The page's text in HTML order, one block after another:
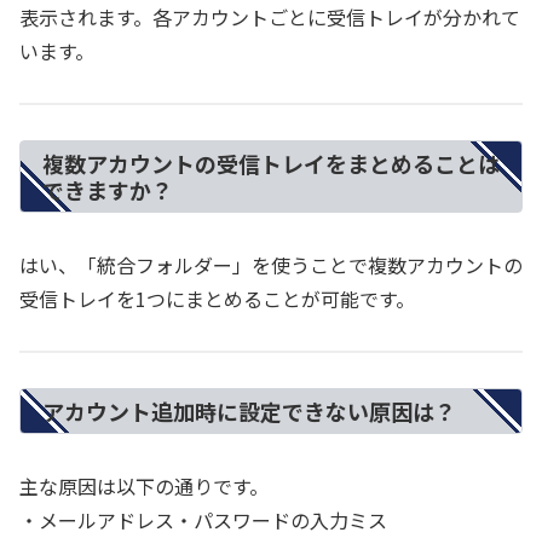
表示されます。各アカウントごとに受信トレイが分かれて
います。
複数アカウントの受信トレイをまとめることは
できますか？
はい、「統合フォルダー」を使うことで複数アカウントの
受信トレイを1つにまとめることが可能です。
アカウント追加時に設定できない原因は？
主な原因は以下の通りです。
・メールアドレス・パスワードの入力ミス